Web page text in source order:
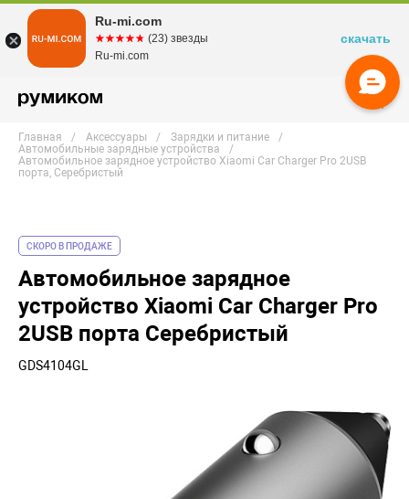
Главная Аксессуары
Зарядки и питание
Автомобильные зарядные устройства
Автомобильное зарядное устройство Xiaomi Car Charger Pro 2USB
порта, Серебристый
СКОРО В ПРОДАЖЕ
Автомобильное зарядное
устройство Xiaomi Car Charger Pro
2USB порта Серебристый
GDS4104GL
Ru-mi.com
☆☆☆☆☆
★★★★★ (23) звезды
Ru-mi.com
скачать